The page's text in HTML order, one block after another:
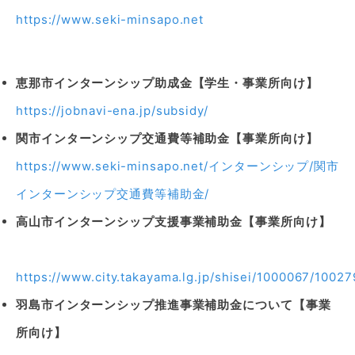
https://www.seki-minsapo.net
恵那市インターンシップ助成金【学生・事業所向け】
https://jobnavi-ena.jp/subsidy/
関市インターンシップ交通費等補助金【事業所向け】
https://www.seki-minsapo.net/インターンシップ/関市
インターンシップ交通費等補助金/
高山市インターンシップ支援事業補助金【事業所向け】
https://www.city.takayama.lg.jp/shisei/1000067/
羽島市インターンシップ推進事業補助金について【事業
所向け】